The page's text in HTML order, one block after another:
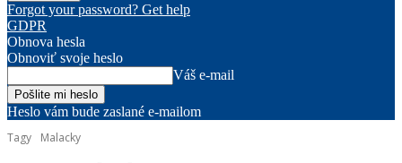
Forgot your password? Get help
GDPR
Obnova hesla
Obnoviť svoje heslo
Váš e-mail
Heslo vám bude zaslané e-mailom
Tagy
Malacky